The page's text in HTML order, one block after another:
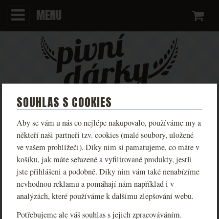
SOUHLAS S COOKIES
Aby se vám u nás co nejlépe nakupovalo, používáme my a
někteří naši partneři tzv. cookies (malé soubory, uložené
ve vašem prohlížeči). Díky nim si pamatujeme, co máte v
košíku, jak máte seřazené a vyfiltrované produkty, jestli
jste přihlášeni a podobně. Díky nim vám také nenabízíme
nevhodnou reklamu a pomáhají nám například i v
analýzách, které používáme k dalšímu zlepšování webu.
Potřebujeme ale váš souhlas s jejich zpracováváním.
MENU
SVÍČKA TVRZ MALEŠOV -
KCDLIVE
Součást limitované edice merchandiseKCDlive, která
propojuje svět hry Kingdom Come: Deliverance s
reálnými lokacemi a zážitky. www.kcdlive.eu